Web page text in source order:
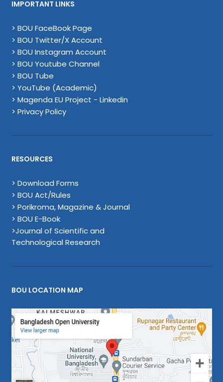
IMPORTANT LINKS
> BOU FaceBook Page
> BOU Twitter/X Account
> BOU Instagram Account
> BOU Youtube Channel
> BOU Tube
> YouTube (Academic)
> Magenda EU Project - Linkedin
> Privacy Policy
RESOURCES
> Download Forms
> BOU Act/Rules
> Porikroma, Magazine & Journal
> BOU E-Book
>Journal of Scientific and
Technological Research
BOU LOCATION MAP